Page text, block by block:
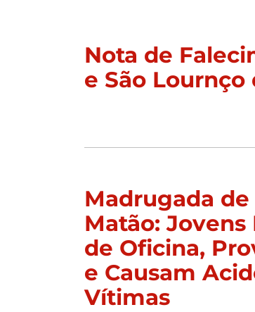
Nota de
e São Lournço
Madrugada de
Matão:
de Oficina,
e Causam
Vítimas